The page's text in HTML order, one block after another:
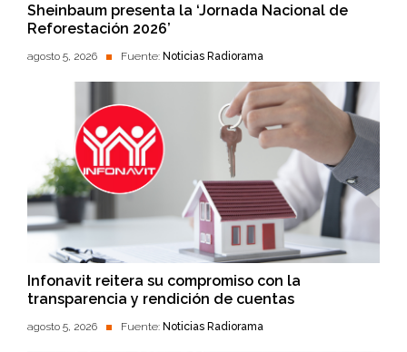
Sheinbaum presenta la ‘Jornada Nacional de
Reforestación 2026’
agosto 5, 2026 Fuente: Noticias Radiorama
Infonavit reitera su compromiso con la
transparencia y rendición de cuentas
agosto 5, 2026 Fuente: Noticias Radiorama